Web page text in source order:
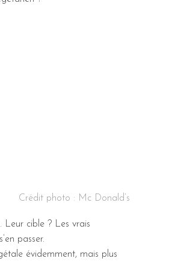
Crédit photo : Mc Donald’s
Leur cible ? Les vrais
passer.
évidemment, mais plus